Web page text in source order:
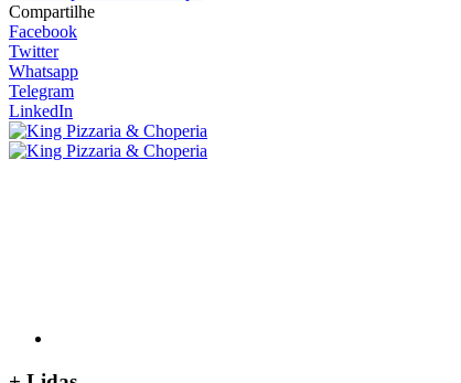
Compartilhe
Facebook
Twitter
Whatsapp
Telegram
LinkedIn